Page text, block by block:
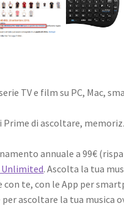
TV e film su PC, Mac,
di ascoltare,
annuale a 99€
Unlimited. Ascolta la tua
te, con le App per
ascoltare la tua musica